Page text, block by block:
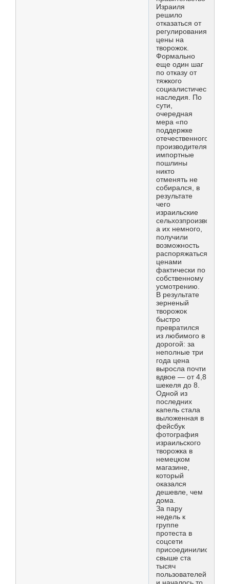
Израиля
решило
отказаться от
регулирования
цены на
творожок.
Формально
еще один шаг
по отказу от
тяжкого
социалистического
наследия. По
сути,
очередная
мера «по
поддержке
отечественного
производителя»:
импортные
пошлины
никто
отменять не
собирался, в
результате
чего
израильские
а их немного,
получили
возможность
распоряжаться
ценами
фактически по
собственному
усмотрению.
В результате
зерненый
творожок
быстро
превратился
из любимого в
дорогой: за
неполные три
года цена
выросла почти
вдвое — от 4,8
шекеля до 8.
Одной из
последних
капель стала
выложенная в
фейсбук
фотография
израильского
творожка в
немецком
магазине,
который
оказался
дешевле, чем
дома.
За пару
недель к
группе
протеста в
соцсети
присоединились
свыше ста
тысяч
пользователей,
и началось то,